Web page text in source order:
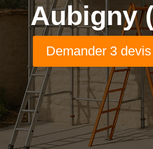
Aubigny
Demander 3